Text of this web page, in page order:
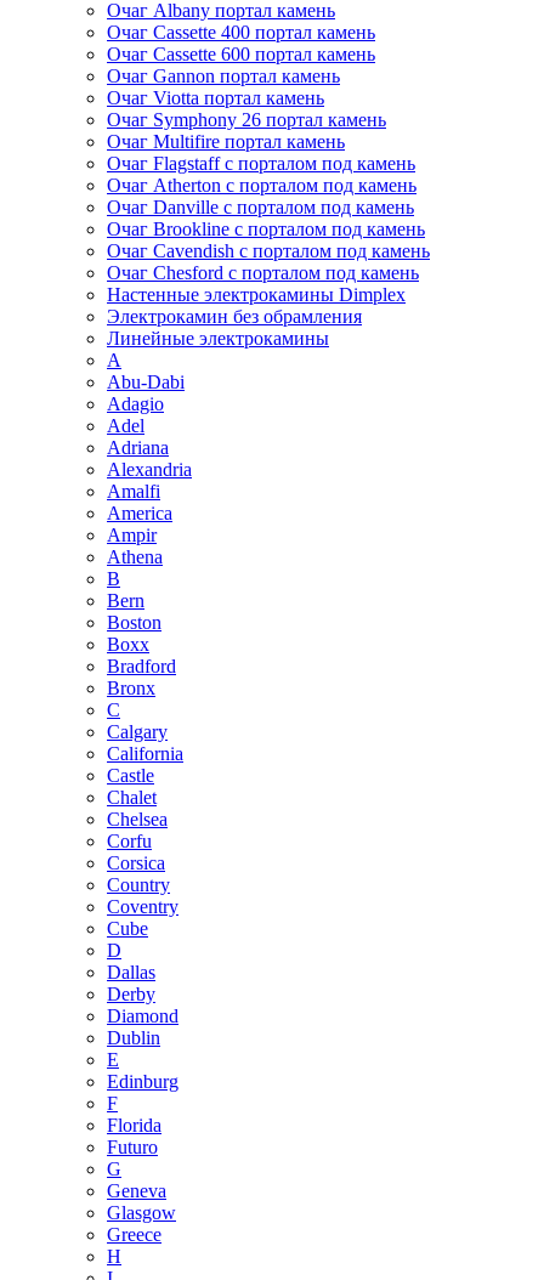
Очаг Albany портал камень
Очаг Cassette 400 портал камень
Очаг Cassette 600 портал камень
Очаг Gannon портал камень
Очаг Viotta портал камень
Очаг Symphony 26 портал камень
Очаг Multifire портал камень
Очаг Flagstaff с порталом под камень
Очаг Atherton с порталом под камень
Очаг Danville с порталом под камень
Очаг Brookline с порталом под камень
Очаг Cavendish с порталом под камень
Очаг Chesford с порталом под камень
Настенные электрокамины Dimplex
Электрокамин без обрамления
Линейные электрокамины
A
Abu-Dabi
Adagio
Adel
Adriana
Alexandria
Amalfi
America
Ampir
Athena
B
Bern
Boston
Boxx
Bradford
Bronx
C
Calgary
California
Castle
Chalet
Chelsea
Corfu
Corsica
Country
Coventry
Cube
D
Dallas
Derby
Diamond
Dublin
E
Edinburg
F
Florida
Futuro
G
Geneva
Glasgow
Greece
H